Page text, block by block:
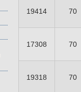
19414 70
17308 70
19318 70